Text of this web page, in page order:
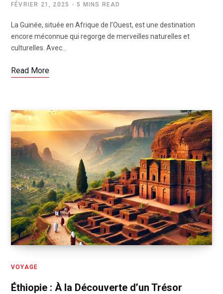
FÉVRIER 21, 2025 5 MINS READ
La Guinée, située en Afrique de l’Ouest, est une destination
encore méconnue qui regorge de merveilles naturelles et
culturelles. Avec…
Read More
VOYAGE
Éthiopie : À la Découverte d’un Trésor